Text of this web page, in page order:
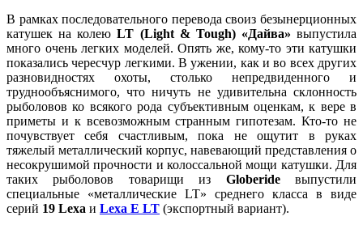
В рамках последовательного перевода своиз безынерционных
катушек на колеюLT (Light & Tough) «Дайва» выпустила
много очень легких моделей. Опять же, кому-то эти катушки
показались чересчур легкими. В ужении, как и во всех других
разновидностях охоты, столько непредвиденного и
труднообъяснимого, что ничуть не удивительна склонность
рыболовов ко всякого рода субъективным оценкам, к вере в
приметы и к всевозможным странным гипотезам. Кто-то не
почувствует себя счастливым, пока не ощутит в руках
тяжелый металлический корпус, навевающий представления о
несокрушимой прочности и колоссальной мощи катушки. Для
таких рыболовов товарищи из Globerideвыпустили
специальные «металлические LT» среднего класса в виде
серий 19 Lexa и Lexa E LT (экспортный вариант).